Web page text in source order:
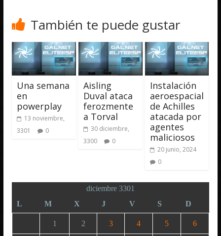
También te puede gustar
Una semana
en
powerplay
13 noviembre,
3301
0
Aisling
Duval ataca
ferozmente
a Torval
30 diciembre,
3300
0
Instalación
aeroespacial
de Achilles
atacada por
agentes
maliciosos
20 junio, 2024
0
diciembre 3301
L
M X J V S D
1 2 3 4 5 6